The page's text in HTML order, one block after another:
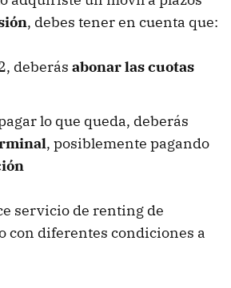
, debes tener en cuenta que:
deberás abonar las cuotas
lo que queda, deberás
, posiblemente pagando
servicio de renting de
con diferentes condiciones a